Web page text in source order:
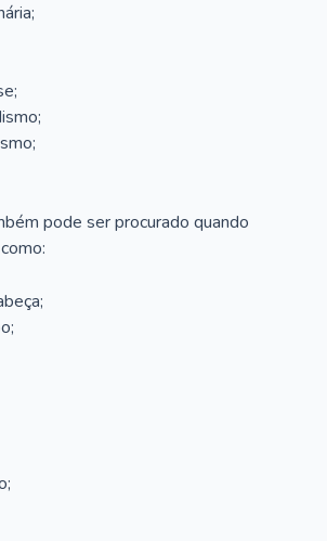
pode ser procurado quando